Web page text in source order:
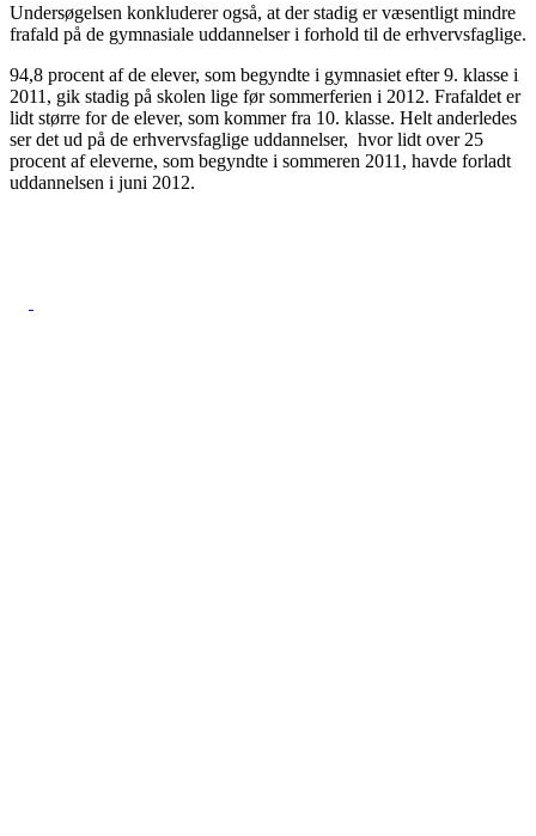
Undersøgelsen konkluderer også, at der stadig er væsentligt mindre
frafald på de gymnasiale uddannelser i forhold til de erhvervsfaglige.
94,8 procent af de elever, som begyndte i gymnasiet efter 9. klasse i
2011, gik stadig på skolen lige før sommerferien i 2012. Frafaldet er
lidt større for de elever, som kommer fra 10. klasse. Helt anderledes
ser det ud på de erhvervsfaglige uddannelser, hvor lidt over 25
procent af eleverne, som begyndte i sommeren 2011, havde forladt
uddannelsen i juni 2012.